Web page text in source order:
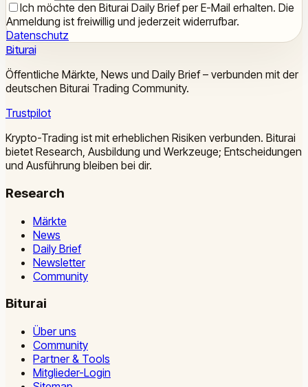
Ich möchte den Biturai Daily Brief per E-Mail erhalten. Die
Anmeldung ist freiwillig und jederzeit widerrufbar.
Datenschutz
Biturai
Öffentliche Märkte, News und Daily Brief – verbunden mit der
deutschen Biturai Trading Community.
Trustpilot
Krypto-Trading ist mit erheblichen Risiken verbunden. Biturai
bietet Research, Ausbildung und Werkzeuge; Entscheidungen
und Ausführung bleiben bei dir.
Research
Märkte
News
Daily Brief
Newsletter
Community
Biturai
Über uns
Community
Partner & Tools
Mitglieder-Login